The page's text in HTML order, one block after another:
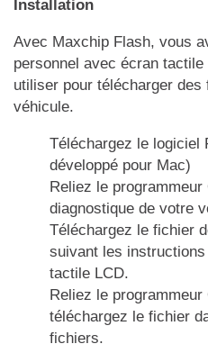
Installation
Avec Maxchip Flash, vous
personnel avec écran
utiliser pour télécharger
véhicule.
Téléchargez le logiciel
développé pour Mac)
Reliez le
diagnostique de votre
Téléchargez le fichier
suivant les instructions
tactile LCD.
Reliez le programmeur
téléchargez le fichier
fichiers.